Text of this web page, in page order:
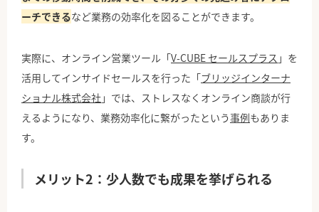
ーチできるなど業務の効率化を図ることができます。
実際に、オンライン営業ツール「V-CUBE セールスプラス 」を
活用してインサイドセールスを行った「ブリッジインターナ
ショナル株式会社 」では、ストレスなくオンライン商談が行
えるようになり、業務効率化に繋がったという事例もありま
す。
メリット2：少人数でも成果を挙げられる